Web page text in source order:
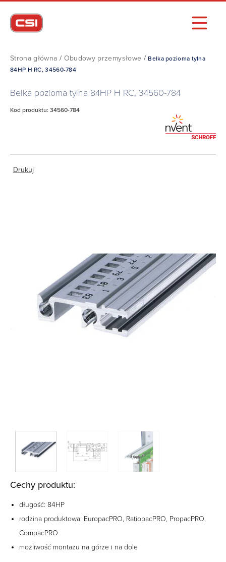
Strona główna / Obudowy przemysłowe /Belka pozioma tylna
84HP H RC, 34560-784
Belka pozioma tylna 84HP H RC, 34560-784
Kod produktu: 34560-784
Drukuj
Cechy produktu:
długość: 84HP
rodzina produktowa: EuropacPRO, RatiopacPRO, PropacPRO,
CompacPRO
możliwość montażu na górze i na dole